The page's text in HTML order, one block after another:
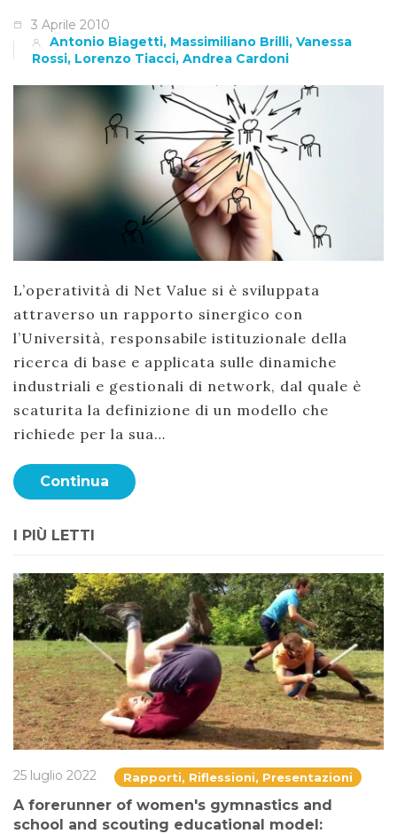
3 Aprile 2010
Antonio Biagetti, Massimiliano Brilli, Vanessa
Rossi, Lorenzo Tiacci, Andrea Cardoni
L’operatività di Net Value si è sviluppata
attraverso un rapporto sinergico con
l’Università, responsabile istituzionale della
ricerca di base e applicata sulle dinamiche
industriali e gestionali di network, dal quale è
scaturita la definizione di un modello che
richiede per la sua…
Continua
I PIÙ LETTI
25 luglio 2022 Rapporti, Riflessioni, Presentazioni
A forerunner of women's gymnastics and
school and scouting educational model: